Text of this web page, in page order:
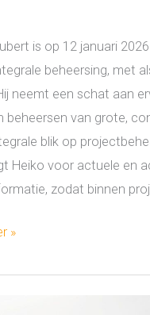
is op 12 januari
beheersing, met
neemt een schat aan
beheersen van grote,
blik op
Heiko voor actuele en
zodat binnen
»